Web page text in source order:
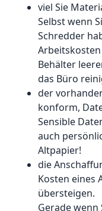
viel Sie
Selbst wenn
Schredder
Arbeitskosten
Behälter
das Büro
der
konform,
Sensible
auch
Altpapier!
die
Kosten eines
übersteigen.
Gerade